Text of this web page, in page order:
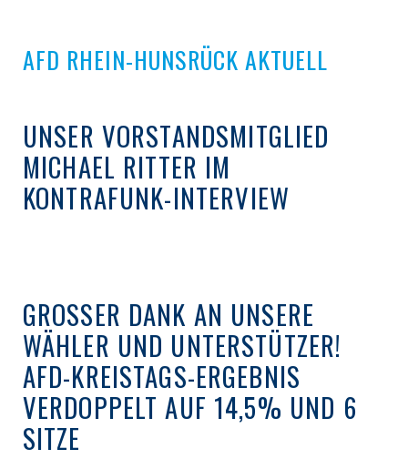
AFD RHEIN-HUNSRÜCK AKTUELL
UNSER VORSTANDSMITGLIED
MICHAEL RITTER IM
KONTRAFUNK-INTERVIEW
GROSSER DANK AN UNSERE W
ÄHLER UND UNTERSTÜTZER! A
FD-KREISTAGS-ERGEBNIS V
ERDOPPELT AUF 14,5% UND 6 S
ITZE